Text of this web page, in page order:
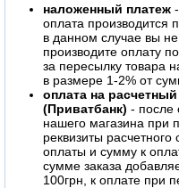
наложенный платеж
оплата производится
в данном случае вы
производите оплату
за пересылку товара
в размере 1-2% от
оплата на
(Приватбанк) - после
нашего магазина
реквизиты расчетного
оплаты и сумму к
сумме заказа
100грн, к оплате при